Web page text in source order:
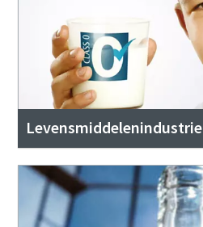
Levensmiddelenindustrie